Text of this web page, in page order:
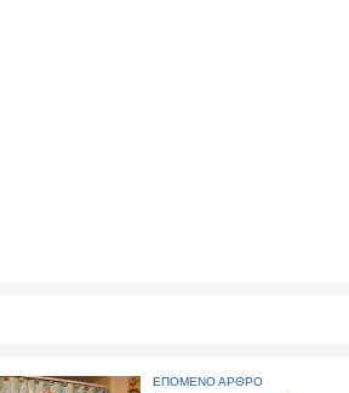
ΕΠΟΜΕΝΟ ΑΡΘΡΟ